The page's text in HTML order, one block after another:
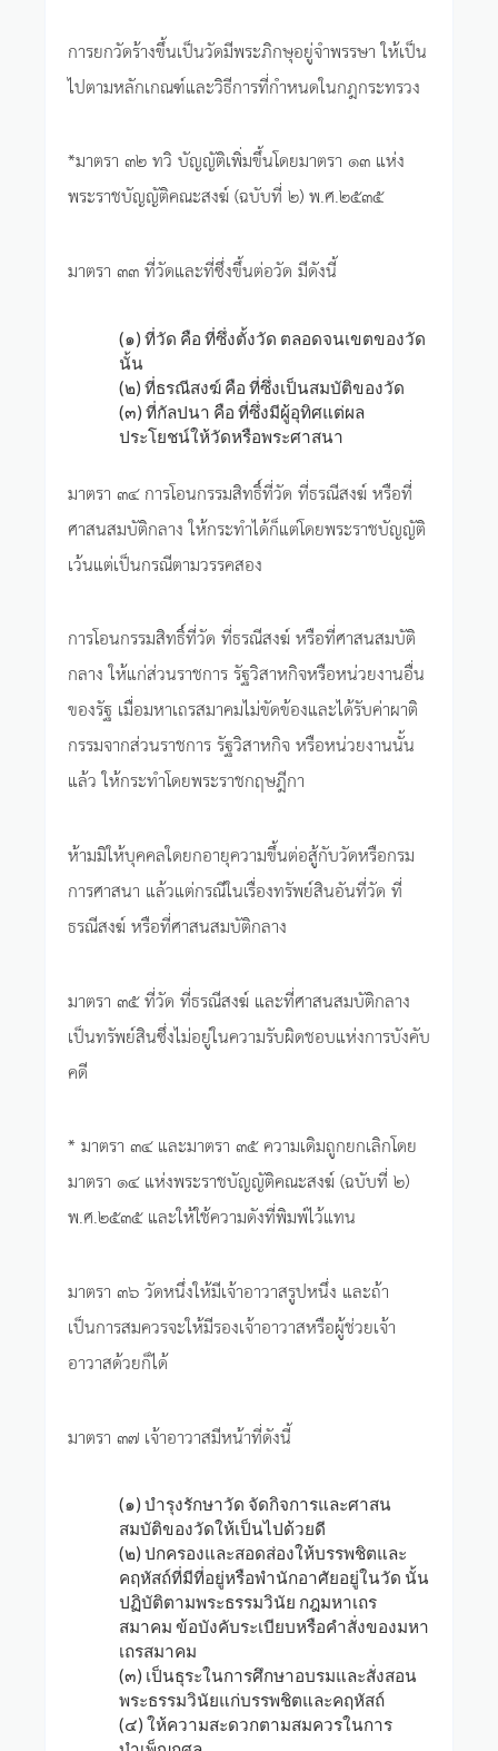
การยกวัดร้างขึ้นเป็นวัดมีพระภิกษุอยู่จำพรรษา ให้เป็น
ไปตามหลักเกณฑ์และวิธีการที่กำหนดในกฎกระทรวง
*มาตรา ๓๒ ทวิ บัญญัติเพิ่มขึ้นโดยมาตรา ๑๓ แห่ง
พระราชบัญญัติคณะสงฆ์ (ฉบับที่ ๒) พ.ศ.๒๕๓๕
มาตรา ๓๓ ที่วัดและที่ซึ่งขึ้นต่อวัด มีดังนี้
(๑) ที่วัด คือ ที่ซึ่งตั้งวัด ตลอดจนเขตของวัด
นั้น
(๒) ที่ธรณีสงฆ์ คือ ที่ซึ่งเป็นสมบัติของวัด
(๓) ที่กัลปนา คือ ที่ซึ่งมีผู้อุทิศแต่ผล
ประโยชน์ให้วัดหรือพระศาสนา
มาตรา ๓๔ การโอนกรรมสิทธิ์ที่วัด ที่ธรณีสงฆ์ หรือที่
ศาสนสมบัติกลาง ให้กระทำได้ก็แต่โดยพระราชบัญญัติ
เว้นแต่เป็นกรณีตามวรรคสอง
การโอนกรรมสิทธิ์ที่วัด ที่ธรณีสงฆ์ หรือที่ศาสนสมบัติ
กลาง ให้แก่ส่วนราชการ รัฐวิสาหกิจหรือหน่วยงานอื่น
ของรัฐ เมื่อมหาเถรสมาคมไม่ขัดข้องและได้รับค่าผาติ
กรรมจากส่วนราชการ รัฐวิสาหกิจ หรือหน่วยงานนั้น
แล้ว ให้กระทำโดยพระราชกฤษฎีกา
ห้ามมิให้บุคคลใดยกอายุความขึ้นต่อสู้กับวัดหรือกรม
การศาสนา แล้วแต่กรณีในเรื่องทรัพย์สินอันที่วัด ที่
ธรณีสงฆ์ หรือที่ศาสนสมบัติกลาง
มาตรา ๓๕ ที่วัด ที่ธรณีสงฆ์ และที่ศาสนสมบัติกลาง
เป็นทรัพย์สินซึ่งไม่อยู่ในความรับผิดชอบแห่งการบังคับ
คดี
* มาตรา ๓๔ และมาตรา ๓๕ ความเดิมถูกยกเลิกโดย
มาตรา ๑๔ แห่งพระราชบัญญัติคณะสงฆ์ (ฉบับที่ ๒)
พ.ศ.๒๕๓๕ และให้ใช้ความดังที่พิมพ์ไว้แทน
มาตรา ๓๖ วัดหนึ่งให้มีเจ้าอาวาสรูปหนึ่ง และถ้า
เป็นการสมควรจะให้มีรองเจ้าอาวาสหรือผู้ช่วยเจ้า
อาวาสด้วยก็ได้
มาตรา ๓๗ เจ้าอาวาสมีหน้าที่ดังนี้
(๑) บำรุงรักษาวัด จัดกิจการและศาสน
สมบัติของวัดให้เป็นไปด้วยดี
(๒) ปกครองและสอดส่องให้บรรพชิตและ
คฤหัสถ์ที่มีที่อยู่หรือพำนักอาศัยอยู่ในวัด นั้น
ปฏิบัติตามพระธรรมวินัย กฎมหาเถร
สมาคม ข้อบังคับระเบียบหรือคำสั่งของมหา
เถรสมาคม
(๓) เป็นธุระในการศึกษาอบรมและสั่งสอน
พระธรรมวินัยแก่บรรพชิตและคฤหัสถ์
(๔) ให้ความสะดวกตามสมควรในการ